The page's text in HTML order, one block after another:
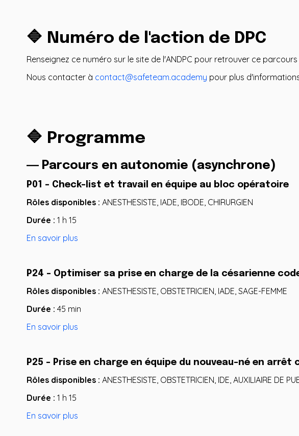
🔷 Numéro de l'action de DPC
Renseignez ce numéro sur le site de l'ANDPC pour retrouver ce parcours
Nous contacter à contact@safeteam.academy pour plus
🔷 Programme
― Parcours en autonomie (asynchrone)
P01 - Check-list et travail en équipe au bloc opératoire
Rôles disponibles : ANESTHESISTE, IADE, IBODE, CHIRURGIEN
Durée : 1 h 15
En savoir plus
P24 - Optimiser sa prise en charge de la césarienne
Rôles disponibles : ANESTHESISTE, OBSTETRICIEN, IADE, SAGE-FEMME
Durée : 45 min
En savoir plus
P25 - Prise en charge en équipe du nouveau-né en
Rôles disponibles : ANESTHESISTE, OBSTETRICIEN, IDE, AUXILIAIRE DE
Durée : 1 h 15
En savoir plus